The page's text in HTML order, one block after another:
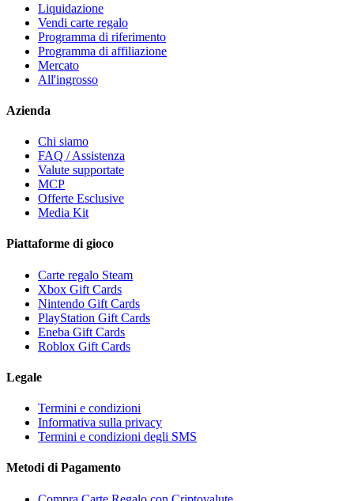
Liquidazione
Vendi carte regalo
Programma di riferimento
Programma di affiliazione
Mercato
All'ingrosso
Azienda
Chi siamo
FAQ / Assistenza
Valute supportate
MCP
Offerte Esclusive
Media Kit
Piattaforme di gioco
Carte regalo Steam
Xbox Gift Cards
Nintendo Gift Cards
PlayStation Gift Cards
Eneba Gift Cards
Roblox Gift Cards
Legale
Termini e condizioni
Informativa sulla privacy
Termini e condizioni degli SMS
Metodi di Pagamento